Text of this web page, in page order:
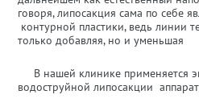
говоря, липосакция сама по себе
контурной пластики, ведь линии
только добавляя, но и уменьшая
В нашей клинике применяется
водоструйной липосакции